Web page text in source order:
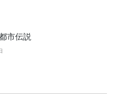
市伝説